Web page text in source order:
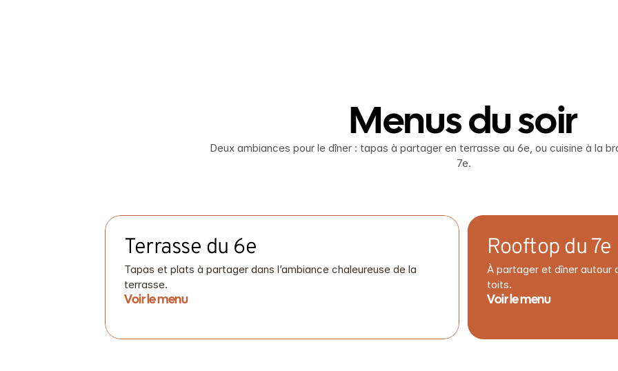
Menus du soir
Deux ambiances pour le dîner : tapas à partager en terrasse au 6e, ou cuisine à la
7e.
Terrasse du 6e
Tapas et plats à partager dans l’ambiance chaleureuse de la
terrasse.
Voir le menu
Rooftop du 7e
À partager et dîner autour
toits.
Voir le menu